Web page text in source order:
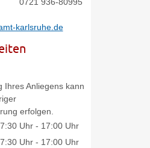
karlsruhe.de
Ihres Anliegens kann
erfolgen.
Uhr- 17:00 Uhr
Uhr- 17:00 Uhr